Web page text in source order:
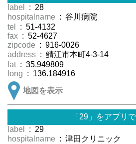
label
: 28
hospitalname : 谷川病院
tel
: 51-4132
fax : 52-4627
zipcode : 916-0026
address : 鯖江市本町4-3-14
lat : 35.949809
long : 136.184916
地図を表示
「29」をアプリ
label
: 29
hospitalname : 津田クリニック